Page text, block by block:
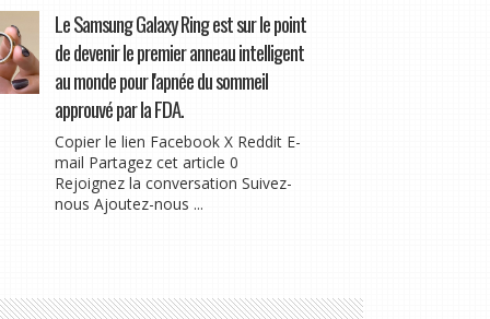
Le Samsung Galaxy Ring est sur le point
de devenir le premier anneau intelligent
au monde pour l'apnée du sommeil
approuvé par la FDA.
Copier le lien Facebook X Reddit E-
mail Partagez cet article 0
Rejoignez la conversation Suivez-
nous Ajoutez-nous ...